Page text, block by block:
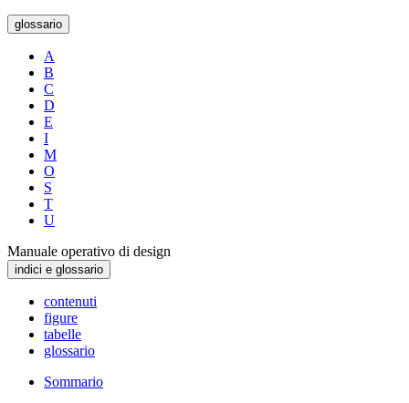
glossario
A
B
C
D
E
I
M
O
S
T
U
Manuale operativo di design
indici e glossario
contenuti
figure
tabelle
glossario
Sommario